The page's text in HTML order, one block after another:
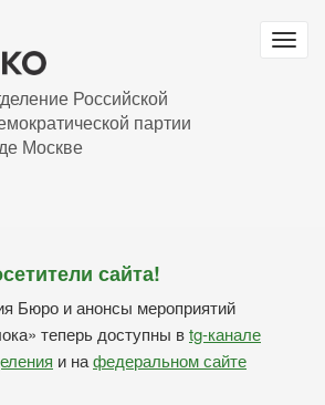
Российской
партии
Москве
сайта!
Бюро и анонсы мероприятий
теперь доступны вtg-канале
и нафедеральном сайте